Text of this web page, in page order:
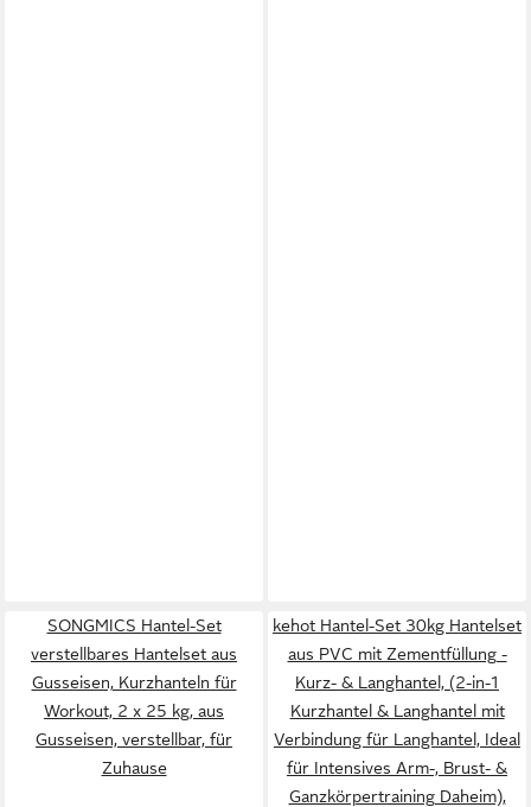
SONGMICS Hantel-Set
verstellbares Hantelset aus
Gusseisen, Kurzhanteln für
Workout, 2 x 25 kg, aus
Gusseisen, verstellbar, für
Zuhause
kehot Hantel-Set 30kg Hantelset
aus PVC mit Zementfüllung -
Kurz- & Langhantel, (2-in-1
Kurzhantel & Langhantel mit
Verbindung für Langhantel, Ideal
für Intensives Arm-, Brust- &
Ganzkörpertraining Daheim),